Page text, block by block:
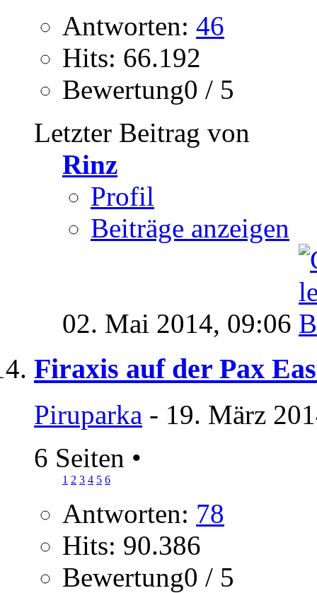
Antworten: 46
Hits: 66.192
Bewertung0 / 5
Letzter Beitrag von
Rinz
Profil
Beiträge anzeigen
02. Mai 2014, 09:06
Firaxis auf der Pax
Piruparka - 19. März
6 Seiten •
1 2 3 4 5 6
Antworten: 78
Hits: 90.386
Bewertung0 / 5